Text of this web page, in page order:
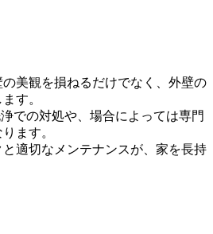
美観を損ねるだけでなく、外壁の
す。
での対処や、場合によっては専門
ます。
適切なメンテナンスが、家を長持